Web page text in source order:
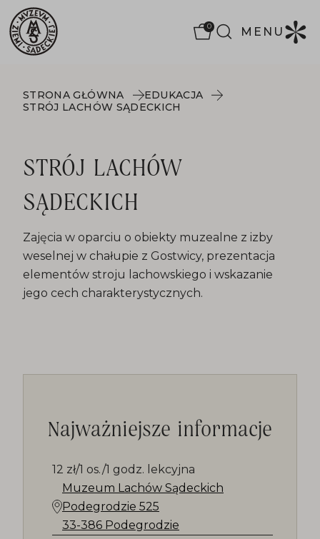
0 MENU
STRONA GŁÓWNA
EDUKACJA
STRÓJ LACHÓW SĄDECKICH
STRÓJ LACHÓW
SĄDECKICH
Zajęcia w oparciu o obiekty muzealne z izby
weselnej w chałupie z Gostwicy, prezentacja
elementów stroju lachowskiego i wskazanie
jego cech charakterystycznych.
Najważniejsze informacje
12 zł/1 os./1 godz. lekcyjna
Muzeum Lachów Sądeckich
Podegrodzie 525
33-386 Podegrodzie